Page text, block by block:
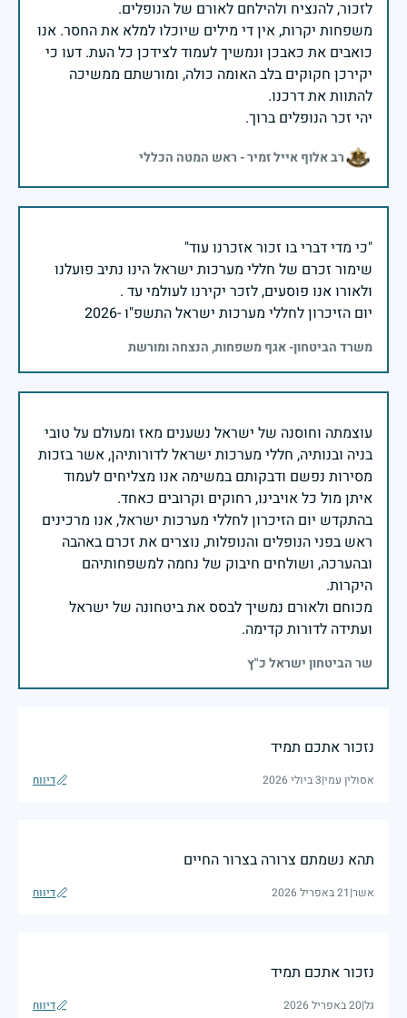
משפחות יקרות, אין די מילים שיוכלו למלא את החסר. אנו
כואבים את כאבכן ונמשיך לעמוד לצידכן כל העת. דעו כי
יקירכן חקוקים בלב האומה כולה, ומורשתם ממשיכה
יהי זכר הנופלים ברוך.
רב אלוף אייל זמיר - ראש המטה הכללי
שימור זכרם של חללי מערכות ישראל הינו נתיב פועלנו
יום הזיכרון לחללי מערכות ישראל התשפ"ו -2026
משרד הביטחון- אגף משפחות, הנצחה ומורשת
עוצמתה וחוסנה של ישראל נשענים מאז ומעולם על טובי
בניה ובנותיה, חללי מערכות ישראל לדורותיהן, אשר בזכות
מסירות נפשם ודבקותם במשימה אנו מצליחים לעמוד
בהתקדש יום הזיכרון לחללי מערכות ישראל, אנו מרכינים
ראש בפני הנופלים והנופלות, נוצרים את זכרם באהבה
ובהערכה, ושולחים חיבוק של נחמה למשפחותיהם
מכוחם ולאורם נמשיך לבסס את ביטחונה של ישראל
ועתידה לדורות קדימה.
שר הביטחון ישראל כ"ץ
נזכור אתכם תמיד
אסולין עמי|3 ביולי 2026 דיווח
תהא נשמתם צרורה בצרור החיים
אשר|21 באפריל 2026 דיווח
נזכור אתכם תמיד
גל|20 באפריל 2026 דיווח